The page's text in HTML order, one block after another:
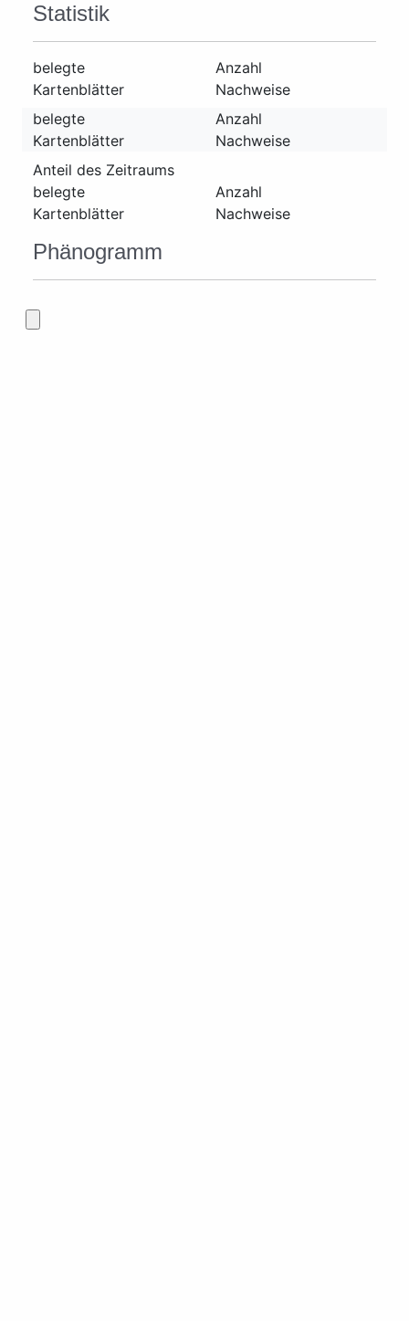
Statistik
belegte
Kartenblätter
Anzahl
Nachweise
belegte
Kartenblätter
Anzahl
Nachweise
Anteil des Zeitraums
belegte
Kartenblätter
Anzahl
Nachweise
Phänogramm